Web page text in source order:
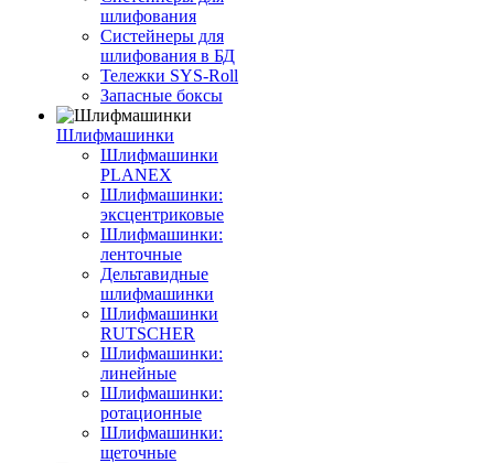
шлифования
Систейнеры для
шлифования в БД
Тележки SYS-Roll
Запасные боксы
Шлифмашинки
Шлифмашинки
PLANEX
Шлифмашинки:
эксцентриковые
Шлифмашинки:
ленточные
Дельтавидные
шлифмашинки
Шлифмашинки
RUTSCHER
Шлифмашинки:
линейные
Шлифмашинки:
ротационные
Шлифмашинки:
щеточные